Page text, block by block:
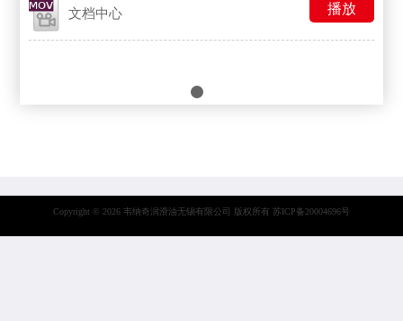
文档中心 播放
Copyright © 2026 韦纳奇润滑油无锡有限公司 版权所有 苏ICP备20004696号